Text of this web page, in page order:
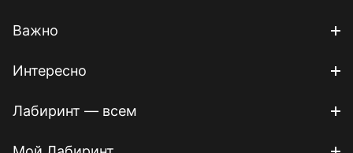
Важно
Интересно
Лабиринт — всем